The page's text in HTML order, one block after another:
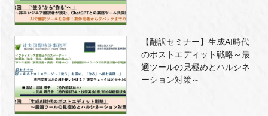
【翻訳セミナー】生成AI時代
のポストエディット戦略～最
適ツールの見極めとハルシネ
ーション対策～